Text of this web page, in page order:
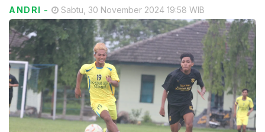
ANDRI - Sabtu, 30 November 2024 19:58 WIB